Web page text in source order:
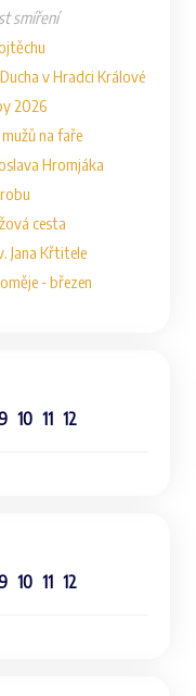
smíření
v Hradci Králové
2026
na faře
Hromjáka
cesta
Jana Křtitele
- březen
10 11 12
10 11 12